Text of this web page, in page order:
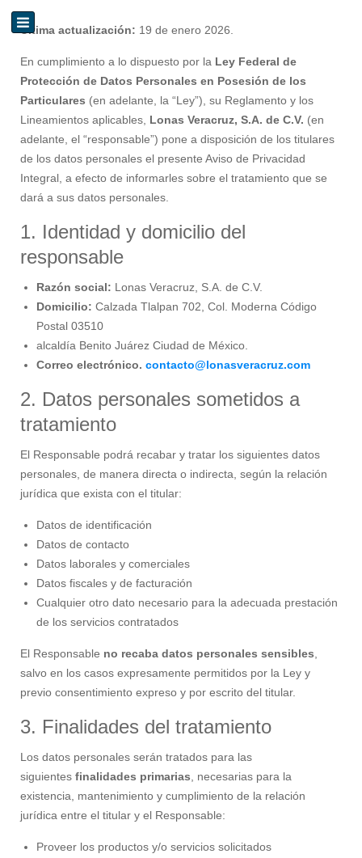
Última actualización: 19 de enero 2026.
En cumplimiento a lo dispuesto por la Ley Federal de
Protección de Datos Personales en Posesión de los
Particulares (en adelante, la “Ley”), su Reglamento y los
Lineamientos aplicables, Lonas Veracruz, S.A. de C.V. (en
adelante, el “responsable”) pone a disposición de los titulares
de los datos personales el presente Aviso de Privacidad
Integral, a efecto de informarles sobre el tratamiento que se
dará a sus datos personales.
1. Identidad y domicilio del
responsable
Razón social: Lonas Veracruz, S.A. de C.V.
Domicilio: Calzada Tlalpan 702, Col. Moderna Código
Postal 03510
alcaldía Benito Juárez Ciudad de México.
Correo electrónico. contacto@lonasveracruz.com
2. Datos personales sometidos a
tratamiento
El Responsable podrá recabar y tratar los siguientes datos
personales, de manera directa o indirecta, según la relación
jurídica que exista con el titular:
Datos de identificación
Datos de contacto
Datos laborales y comerciales
Datos fiscales y de facturación
Cualquier otro dato necesario para la adecuada prestación
de los servicios contratados
El Responsable no recaba datos personales sensibles
salvo en los casos expresamente permitidos por la Ley y
previo consentimiento expreso y por escrito del titular.
3. Finalidades del tratamiento
Los datos personales serán tratados para las
siguientes finalidades primarias , necesarias para la
existencia, mantenimiento y cumplimiento de la relación
jurídica entre el titular y el Responsable:
Proveer los productos y/o servicios solicitados